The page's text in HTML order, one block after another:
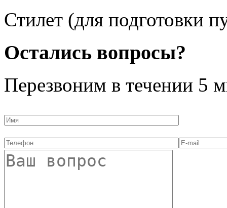
Стилет (для подготовки
Остались вопросы?
Перезвоним в течении 5